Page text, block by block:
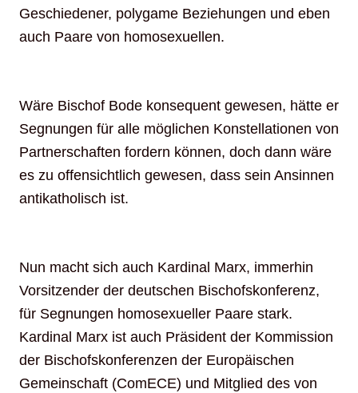
Geschiedener, polygame Beziehungen und eben
auch Paare von homosexuellen.
Wäre Bischof Bode konsequent gewesen, hätte er
Segnungen für alle möglichen Konstellationen von
Partnerschaften fordern können, doch dann wäre
es zu offensichtlich gewesen, dass sein Ansinnen
antikatholisch ist.
Nun macht sich auch Kardinal Marx, immerhin
Vorsitzender der deutschen Bischofskonferenz,
für Segnungen homosexueller Paare stark.
Kardinal Marx ist auch Präsident der Kommission
der Bischofskonferenzen der Europäischen
Gemeinschaft (ComECE) und Mitglied des von